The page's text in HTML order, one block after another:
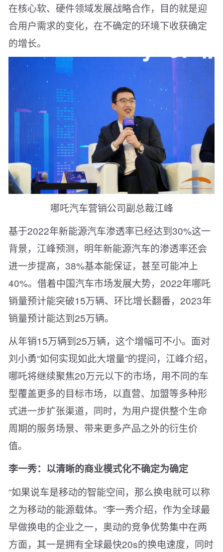
在核心软、硬件领域发展战略合作，目的就是迎
合用户需求的变化，在不确定的环境下收获确定
的增长。
哪吒汽车营销公司副总裁江峰
基于2022年新能源汽车渗透率已经达到30%这一
背景，江峰预测，明年新能源汽车的渗透率还会
进一步提高，38%基本能保证，甚至可能冲上
40%。借着中国汽车市场发展大势，2022年哪吒
销量预计能突破15万辆、环比增长翻番，2023年
销量预计能达到25万辆。
从年销15万辆到25万辆，这个增幅可不小。面对
刘小勇“如何实现如此大增量”的提问，江峰介绍，
哪吒将继续聚焦20万元以下的市场，用不同的车
型覆盖更多的目标市场，以直营、加盟等多种形
式进一步扩张渠道，同时，为用户提供整个生命
周期的服务场景、带来更多产品之外的衍生价
值。
李一秀：以清晰的商业模式化不确定为确定
“如果说车是移动的智能空间，那么换电就可以称
之为移动的能源载体。”李一秀介绍，作为全球最
早做换电的企业之一，奥动的竞争优势集中在两
方面，其一是拥有全球最快20s的换电速度，同时